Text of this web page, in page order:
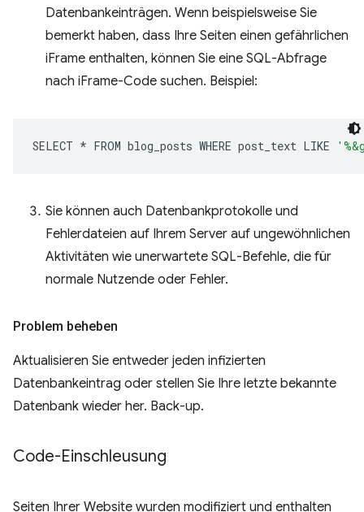
Datenbankeinträgen. Wenn beispielsweise Sie
bemerkt haben, dass Ihre Seiten einen gefährlichen
iFrame enthalten, können Sie eine SQL-Abfrage
nach iFrame-Code suchen. Beispiel:
SELECT * FROM blog_posts WHERE post_text LIKE
Sie können auch Datenbankprotokolle und
Fehlerdateien auf Ihrem Server auf ungewöhnlichen
Aktivitäten wie unerwartete SQL-Befehle, die für
normale Nutzende oder Fehler.
Problem beheben
Aktualisieren Sie entweder jeden infizierten
Datenbankeintrag oder stellen Sie Ihre letzte bekannte
Datenbank wieder her. Back-up.
Code-Einschleusung
Seiten Ihrer Website wurden modifiziert und enthalten